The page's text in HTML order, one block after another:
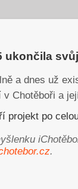
ukončila
a dnes už
v Chotěboři a
projekt po
.